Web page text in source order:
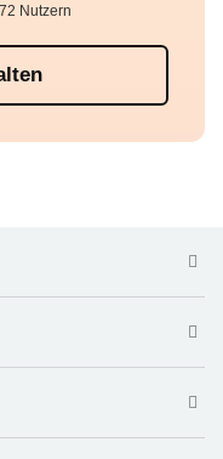
Nutzern